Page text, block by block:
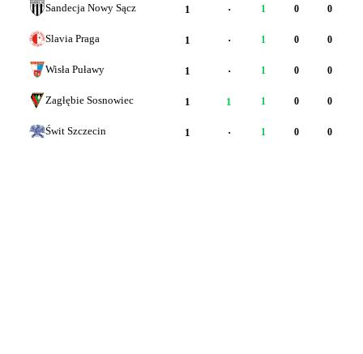
Sandecja Nowy Sącz 1 · 1 0 0
Slavia Praga 1 · 1 0 0
Wisła Puławy 1 · 1 0 0
Zagłębie Sosnowiec 1 1 1 0 0
Świt Szczecin 1 · 1 0 0